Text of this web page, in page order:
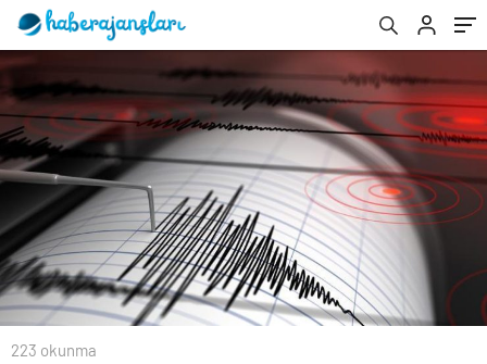
deprem! Az önce deprem mi oldu, son
deprem nerede ne zaman oldu?
223 okunma